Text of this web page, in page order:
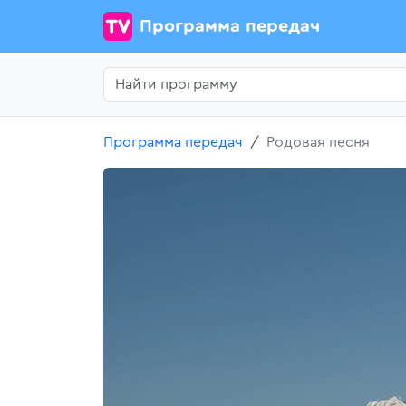
Программа передач
Программа передач Родовая песня